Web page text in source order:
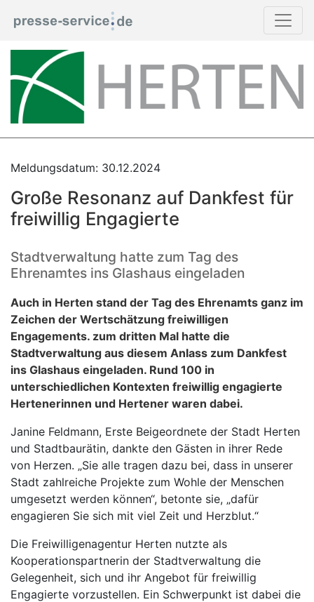
Meldungsdatum: 30.12.2024
Große Resonanz auf Dankfest für
freiwillig Engagierte
Stadtverwaltung hatte zum Tag des
Ehrenamtes ins Glashaus eingeladen
Auch in Herten stand der Tag des Ehrenamts ganz im
Zeichen der Wertschätzung freiwilligen
Engagements. zum dritten Mal hatte die
Stadtverwaltung aus diesem Anlass zum Dankfest
ins Glashaus eingeladen. Rund 100 in
unterschiedlichen Kontexten freiwillig engagierte
Hertenerinnen und Hertener waren dabei.
Janine Feldmann, Erste Beigeordnete der Stadt Herten
und Stadtbaurätin, dankte den Gästen in ihrer Rede
von Herzen. „Sie alle tragen dazu bei, dass in unserer
Stadt zahlreiche Projekte zum Wohle der Menschen
umgesetzt werden können“, betonte sie, „dafür
engagieren Sie sich mit viel Zeit und Herzblut.“
Die Freiwilligenagentur Herten nutzte als
Kooperationspartnerin der Stadtverwaltung die
Gelegenheit, sich und ihr Angebot für freiwillig
Engagierte vorzustellen. Ein Schwerpunkt ist dabei die